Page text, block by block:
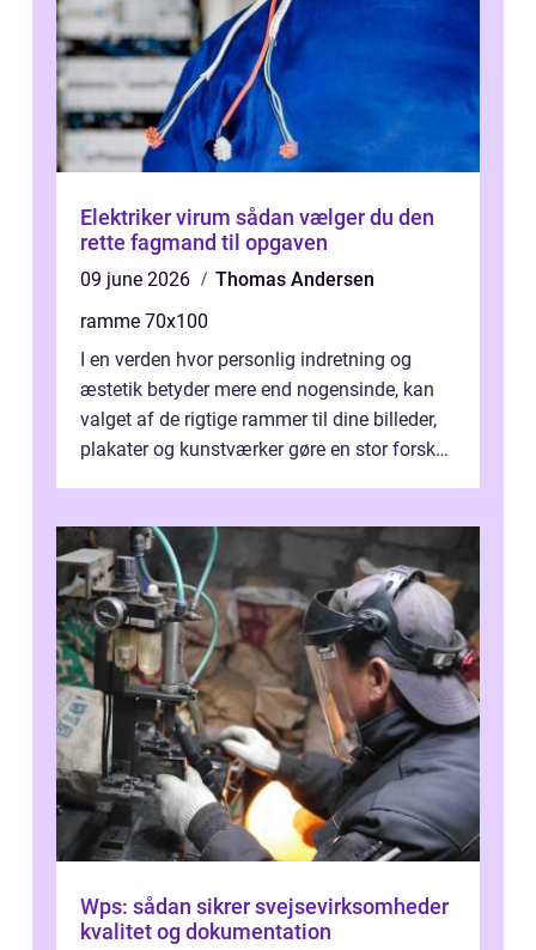
Elektriker virum sådan vælger du den
rette fagmand til opgaven
09 june 2026
Thomas Andersen
ramme 70x100
I en verden hvor personlig indretning og
æstetik betyder mere end nogensinde, kan
valget af de rigtige rammer til dine billeder,
plakater og kunstværker gøre en stor forskel.
Wps: sådan sikrer svejsevirksomheder
kvalitet og dokumentation